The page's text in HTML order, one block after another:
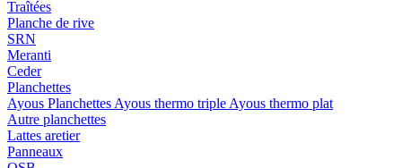
Traîtées
Planche de rive
SRN
Meranti
Ceder
Planchettes
Ayous Planchettes Ayous thermo triple Ayous thermo plat
Autre planchettes
Lattes aretier
Panneaux